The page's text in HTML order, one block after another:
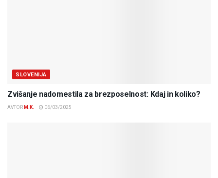
SLOVENIJA
Zvišanje nadomestila za brezposelnost: Kdaj in koliko?
AVTOR M.K. 06/03/2025